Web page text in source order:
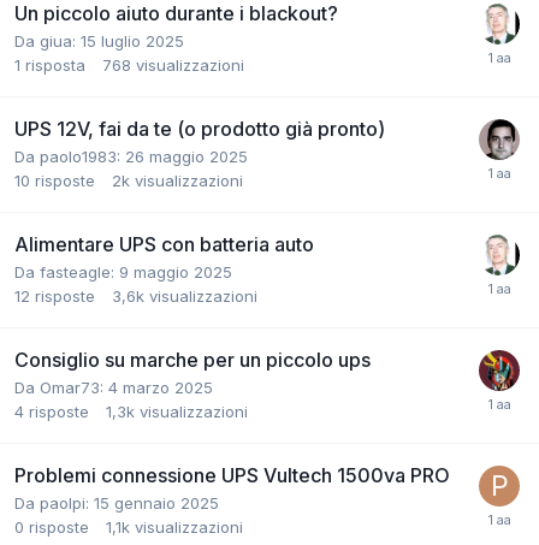
Un piccolo aiuto durante i blackout?
Da giua: 15 luglio 2025
1 risposta 768 visualizzazioni
UPS 12V, fai da te (o prodotto già pronto)
Da paolo1983: 26 maggio 2025
10 risposte 2k visualizzazioni
Alimentare UPS con batteria auto
Da fasteagle: 9 maggio 2025
12 risposte 3,6k visualizzazioni
Consiglio su marche per un piccolo ups
Da Omar73: 4 marzo 2025
4 risposte 1,3k visualizzazioni
Problemi connessione UPS Vultech 1500va PRO
Da paolpi: 15 gennaio 2025
0 risposte 1,1k visualizzazioni